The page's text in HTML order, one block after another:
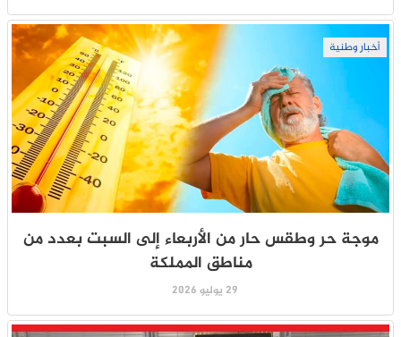
أخبار وطنية
موجة حر وطقس حار من الأربعاء إلى السبت بعدد من
مناطق المملكة
29 يوليو 2026